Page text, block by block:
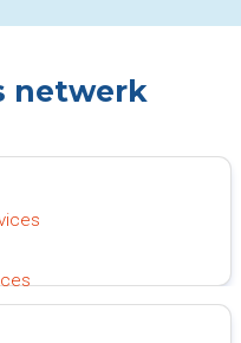
netwerk